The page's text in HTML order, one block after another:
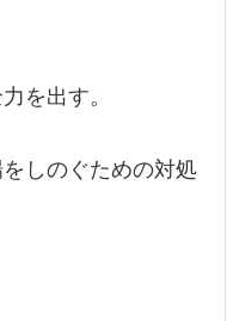
を出す。
しのぐための対処